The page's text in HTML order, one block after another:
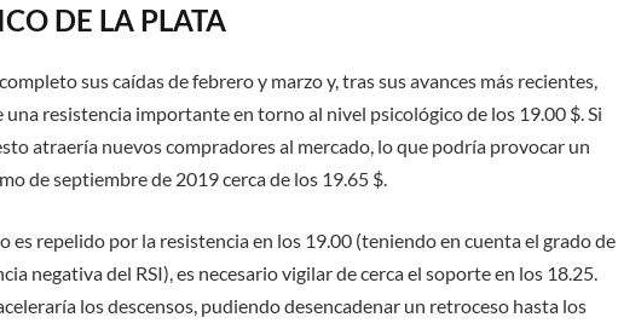
DE LA PLATA
sus caídas de febrero y marzo y, tras sus avances más recientes,
una resistencia importante en torno al nivel psicológico de los 19.00 $. Si
atraería nuevos compradores al mercado, lo que podría provocar un
de septiembre de 2019 cerca de los 19.65 $.
es repelido por la resistencia en los 19.00 (teniendo en cuenta el grado de
negativa del RSI), es necesario vigilar de cerca el soporte en los 18.25.
los descensos, pudiendo desencadenar un retroceso hasta los